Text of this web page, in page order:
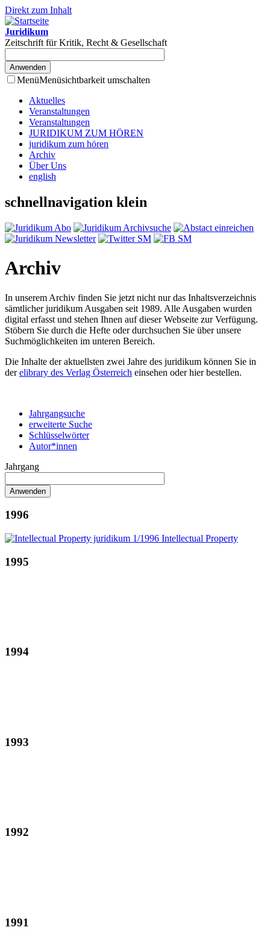
Direkt zum Inhalt
Juridikum
Zeitschrift für Kritik, Recht & Gesellschaft
MenüMenüsichtbarkeit umschalten
Aktuelles
Veranstaltungen
Veranstaltungen
JURIDIKUM ZUM HÖREN
juridikum zum hören
Archiv
Über Uns
english
schnellnavigation klein
Archiv
In unserem Archiv finden Sie jetzt nicht nur das Inhaltsverzeichnis
sämtlicher juridikum Ausgaben seit 1989. Alle Ausgaben wurden
digital erfasst und stehen Ihnen auf dieser Webseite zur Verfügung.
Stöbern Sie durch die Hefte oder durchsuchen Sie über unsere
Suchmöglichkeiten im unteren Bereich.
Die Inhalte der aktuellsten zwei Jahre des juridikum können Sie in
derelibrary des Verlag Österreich einsehen oder hier bestellen.
Jahrgangsuche
erweiterte Suche
Schlüsselwörter
Autor*innen
Jahrgang
1996
1995
1994
1993
1992
1991